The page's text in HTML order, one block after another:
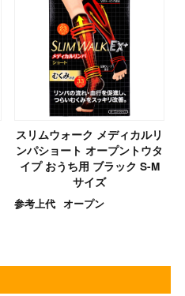
スリムウォーク メディカルリ
ンパショート オープントウタ
イプ おうち用 ブラック S-M
サイズ
参考上代 オープン